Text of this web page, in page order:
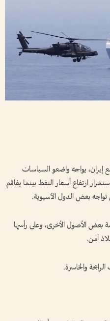
إيران، يواجه واضعو السياسات
ارتفاع أسعار النفط بينما ​يفاقم
بعض الدول الآسيوية.
بعض الأصول الأخرى، وعلى ‌رأسها
آمن.
والخاسرة.